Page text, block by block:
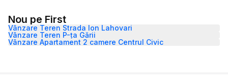
Nou pe First
Vânzare Teren Strada Ion Lahovari
Vânzare Teren P-ța Gării
Vânzare Apartament 2 camere Centrul Civic